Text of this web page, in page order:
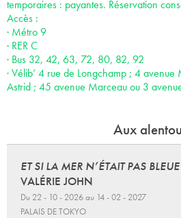
temporaires : payantes. Réservation
Accès :
· Métro 9
· RER C
· Bus 32, 42, 63, 72, 80, 82, 92
· Vélib’ 4 rue de Longchamp ; 4
Astrid ; 45 avenue Marceau ou 3
Aux
ET SI LA MER N’ÉTAIT PAS BLEUE
VALÉRIE JOHN
Du 22 - 10 - 2026 au 14 - 02 - 2027
PALAIS DE TOKYO